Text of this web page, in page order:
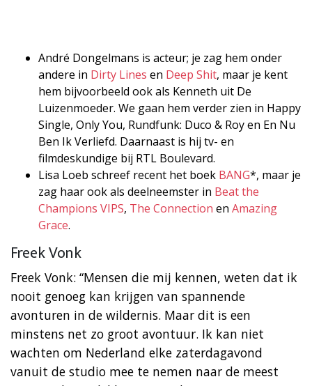
André Dongelmans is acteur; je zag hem onder
andere in Dirty Lines en Deep Shit, maar je kent
hem bijvoorbeeld ook als Kenneth uit De
Luizenmoeder. We gaan hem verder zien in Happy
Single, Only You, Rundfunk: Duco & Roy en En Nu
Ben Ik Verliefd. Daarnaast is hij tv- en
filmdeskundige bij RTL Boulevard.
Lisa Loeb schreef recent het boek BANG*, maar je
zag haar ook als deelneemster in Beat the
Champions VIPS, The Connection en Amazing
Grace.
Freek Vonk
Freek Vonk: “Mensen die mij kennen, weten dat ik
nooit genoeg kan krijgen van spannende
avonturen in de wildernis. Maar dit is een
minstens net zo groot avontuur. Ik kan niet
wachten om Nederland elke zaterdagavond
vanuit de studio mee te nemen naar de meest